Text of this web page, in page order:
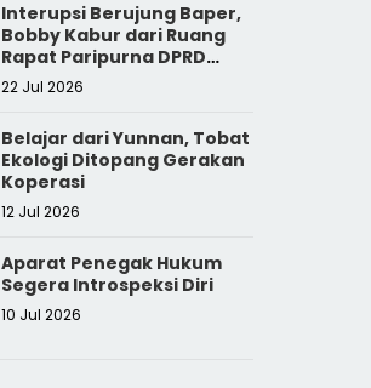
Interupsi Berujung Baper,
Bobby Kabur dari Ruang
Rapat Paripurna DPRD
Sumut
22 Jul 2026
Belajar dari Yunnan, Tobat
Ekologi Ditopang Gerakan
Koperasi
12 Jul 2026
Aparat Penegak Hukum
Segera Introspeksi Diri
10 Jul 2026